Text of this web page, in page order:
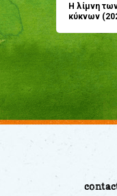
Η λίμνη
κύκνων